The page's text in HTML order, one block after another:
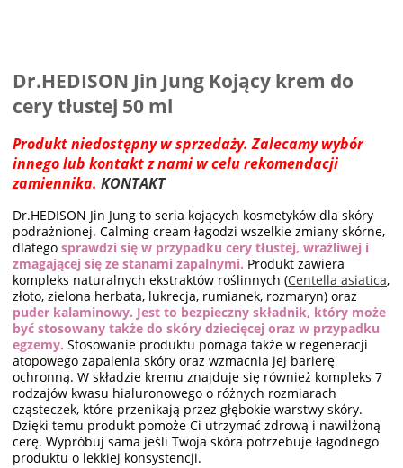
Dr.HEDISON Jin Jung Kojący krem do
cery tłustej 50 ml
Produkt niedostępny w sprzedaży. Zalecamy wybór
innego lub kontakt z nami w celu rekomendacji
zamiennika. KONTAKT
Dr.HEDISON Jin Jung to seria kojących kosmetyków dla skóry
podrażnionej. Calming cream łagodzi wszelkie zmiany skórne,
dlatego sprawdzi się w przypadku cery tłustej, wrażliwej i
zmagającej się ze stanami zapalnymi. Produkt zawiera
kompleks naturalnych ekstraktów roślinnych (Centella asiatica,
złoto, zielona herbata, lukrecja, rumianek, rozmaryn) oraz
puder kalaminowy. Jest to bezpieczny składnik, który może
być stosowany także do skóry dziecięcej oraz w przypadku
egzemy. Stosowanie produktu pomaga także w regeneracji
atopowego zapalenia skóry oraz wzmacnia jej barierę
ochronną. W składzie kremu znajduje się również kompleks 7
rodzajów kwasu hialuronowego o różnych rozmiarach
cząsteczek, które przenikają przez głębokie warstwy skóry.
Dzięki temu produkt pomoże Ci utrzymać zdrową i nawilżoną
cerę. Wypróbuj sama jeśli Twoja skóra potrzebuje łagodnego
produktu o lekkiej konsystencji.